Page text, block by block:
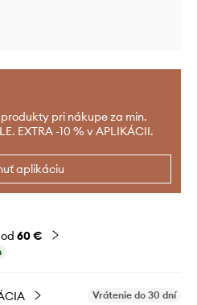
pri nákupe za min.
EXTRA -10 % v APLIKÁCII.
aplikáciu
60 €
Vrátenie do 30 dní